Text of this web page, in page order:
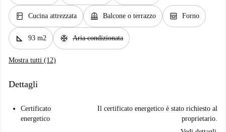
kitchen Cucina attrezzata balcony Balcone o terrazzo oven_gen Forno
square_foot 93 m2 ac_unit Aria condizionata
Mostra tutti (12)
Dettagli
Certificato
energetico
Il certificato energetico è stato richiesto al
proprietario.